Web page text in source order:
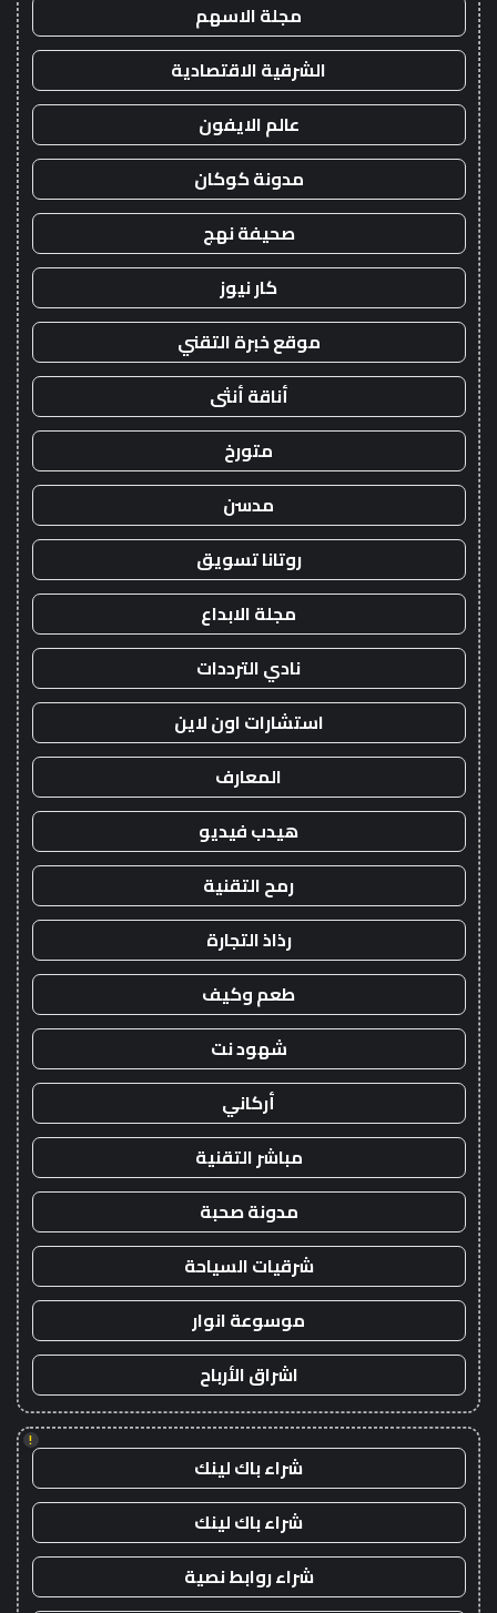
مجلة الاسهم
الشرقية الاقتصادية
عالم الايفون
مدونة كوكان
صحيفة نهج
كار نيوز
موقع خبرة التقني
أناقة أنثى
متورخ
مدسن
روتانا تسويق
مجلة الابداع
نادي الترددات
استشارات اون لاين
المعارف
هيدب فيديو
رمح التقنية
رذاذ التجارة
طعم وكيف
شهود نت
أركاني
مباشر التقنية
مدونة صحبة
شرقيات السياحة
موسوعة انوار
اشراق الأرباح
!
شراء باك لينك
شراء باك لينك
شراء روابط نصية